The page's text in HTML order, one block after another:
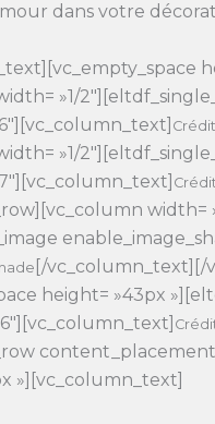
dans votre
»1/
»1/
width=
[/vc_column_text][/
height= »43px
»][vc_column_text]